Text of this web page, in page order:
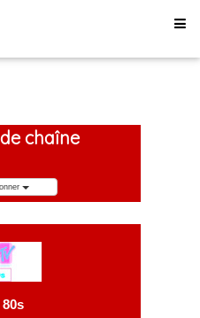
chaîne
80s